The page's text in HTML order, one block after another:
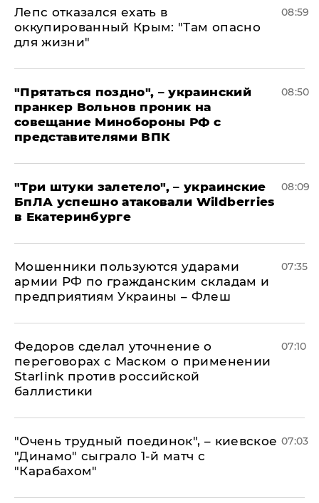
Лепс отказался ехать в
оккупированный Крым: "Там опасно
для жизни"
08:59
"Прятаться поздно", – украинский
пранкер Вольнов проник на
совещание Минобороны РФ с
представителями ВПК
08:50
"Три штуки залетело", – украинские
БпЛА успешно атаковали Wildberries
в Екатеринбурге
08:09
Мошенники пользуются ударами
армии РФ по гражданским складам и
предприятиям Украины – Флеш
07:35
Федоров сделал уточнение о
переговорах с Маском о применении
Starlink против российской
баллистики
07:10
"Очень трудный поединок", – киевское
"Динамо" сыграло 1-й матч с
"Карабахом"
07:03